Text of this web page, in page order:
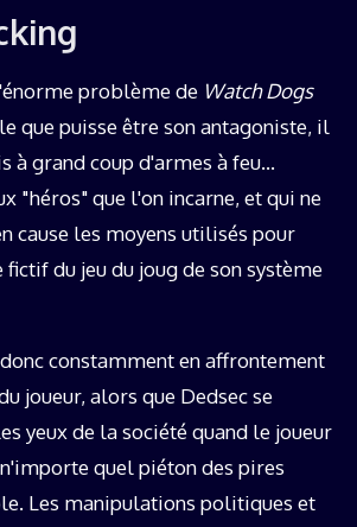
problème de Watch Dogs
que puisse être son antagoniste, il
à grand coup d'armes à feu…
"héros" que l'on incarne, et qui ne
cause les moyens utilisés pour
du jeu du joug de son système
constamment en affrontement
joueur, alors que Dedsec se
yeux de la société quand le joueur
quel piéton des pires
Les manipulations politiques et